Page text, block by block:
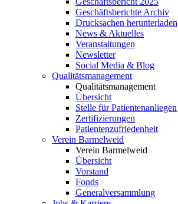
Geschäftsberichte Archiv
Drucksachen herunterladen
News & Aktuelles
Veranstaltungen
Newsletter
Social Media & Blog
Qualitätsmanagement
Qualitätsmanagement
Übersicht
Stelle für Patientenanliegen
Zertifizierungen
Patientenzufriedenheit
Verein Barmelweid
Verein Barmelweid
Übersicht
Vorstand
Fonds
Generalversammlung